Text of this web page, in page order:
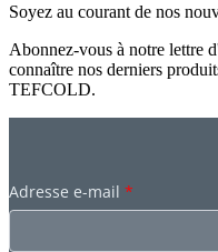
Soyez au courant de nos
Abonnez-vous à notre lettre
connaître nos derniers
TEFCOLD.
Adresse e-mail *